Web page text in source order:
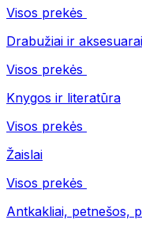
Visos prekės
Drabužiai ir aksesuarai
Visos prekės
Knygos ir literatūra
Visos prekės
Žaislai
Visos prekės
Antkakliai, petnešos,